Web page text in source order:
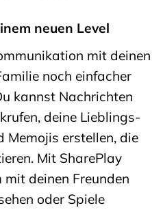
neuen Level
mit deinen
noch einfacher
kannst Nachrichten
deine Lieblings-
Memojis erstellen, die
Mit SharePlay
deinen Freunden
oder Spiele